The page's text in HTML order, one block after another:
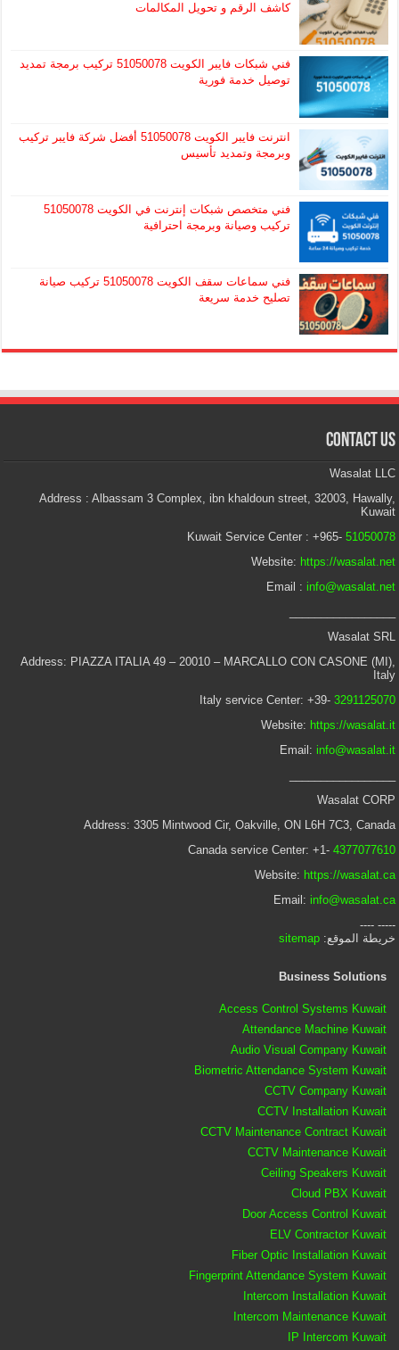
كاشف الرقم و تحويل المكالمات
فني شبكات فايبر الكويت 51050078 تركيب برمجة تمديد
توصيل خدمة فورية
انترنت فايبر الكويت 51050078 أفضل شركة فايبر تركيب
وبرمجة وتمديد تأسيس
فني متخصص شبكات إنترنت في الكويت 51050078
تركيب وصيانة وبرمجة احترافية
فني سماعات سقف الكويت 51050078 تركيب صيانة
تصليح خدمة سريعة
Contact Us
Wasalat LLC
Address : Albassam 3 Complex, ibn khaldoun street, 32003, Hawally,
Kuwait
Kuwait Service Center : +965- 51050078
Website: https://wasalat.net
Email : info@wasalat.net
Wasalat SRL
Address: PIAZZA ITALIA 49 – 20010 – MARCALLO CON CASONE (MI),
Italy
Italy service Center: +39- 3291125070
Website: https://wasalat.it
Email: info@wasalat.it
Wasalat CORP
Address: 3305 Mintwood Cir, Oakville, ON L6H 7C3, Canada
Canada service Center: +1- 4377077610
Website: https://wasalat.ca
Email: info@wasalat.ca
----- ----
خريطة الموقع:sitemap
Business Solutions
Access Control Systems Kuwait
Attendance Machine Kuwait
Audio Visual Company Kuwait
Biometric Attendance System Kuwait
CCTV Company Kuwait
CCTV Installation Kuwait
CCTV Maintenance Contract Kuwait
CCTV Maintenance Kuwait
Ceiling Speakers Kuwait
Cloud PBX Kuwait
Door Access Control Kuwait
ELV Contractor Kuwait
Fiber Optic Installation Kuwait
Fingerprint Attendance System Kuwait
Intercom Installation Kuwait
Intercom Maintenance Kuwait
IP Intercom Kuwait